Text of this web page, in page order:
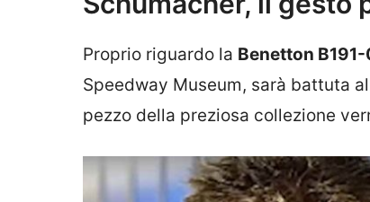
Proprio riguardo la Benetton
Speedway Museum, sarà battuta
pezzo della preziosa collezione